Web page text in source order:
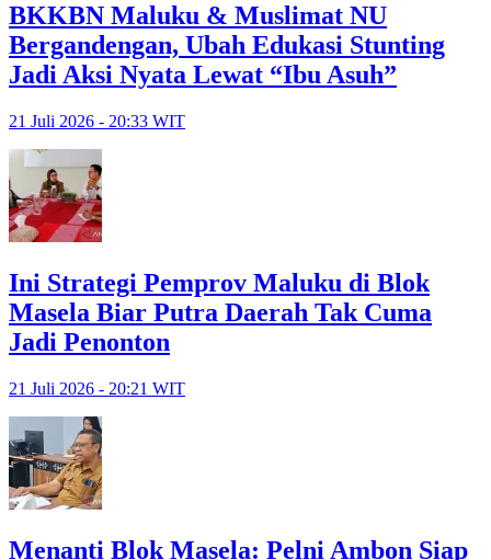
BKKBN Maluku & Muslimat NU
Bergandengan, Ubah Edukasi Stunting
Jadi Aksi Nyata Lewat “Ibu Asuh”
21 Juli 2026 - 20:33 WIT
Ini Strategi Pemprov Maluku di Blok
Masela Biar Putra Daerah Tak Cuma
Jadi Penonton
21 Juli 2026 - 20:21 WIT
Menanti Blok Masela: Pelni Ambon Siap